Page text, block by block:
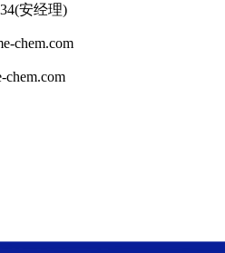
安经理)
chem.com